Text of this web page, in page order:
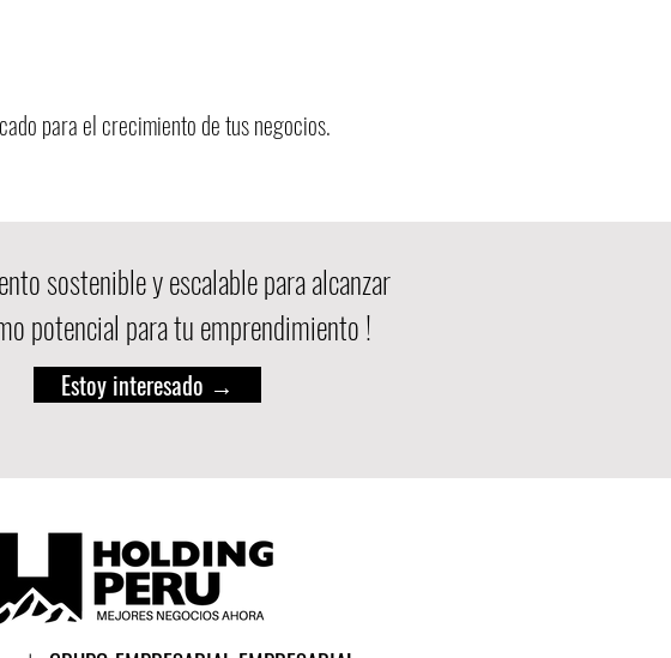
para el crecimiento de tus negocios.
sostenible y escalable para alcanzar
potencial para tu emprendimiento !
Estoy interesado →